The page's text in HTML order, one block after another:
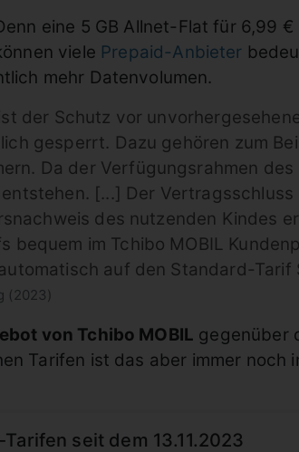
eine 5 GB Allnet-Flat für 6,99
viele Prepaid-Anbieter
mehr Datenvolumen.
der Schutz vor
gesperrt. Dazu gehören zum
Da der Verfügungsrahmen
[...] Der
des nutzenden Kindes
bequem im Tchibo MOBIL
auf den Standard-Tarif
(2023)
von Tchibo MOBIL gegenüber
Tarifen ist das aber immer noch
seit dem 13.11.2023